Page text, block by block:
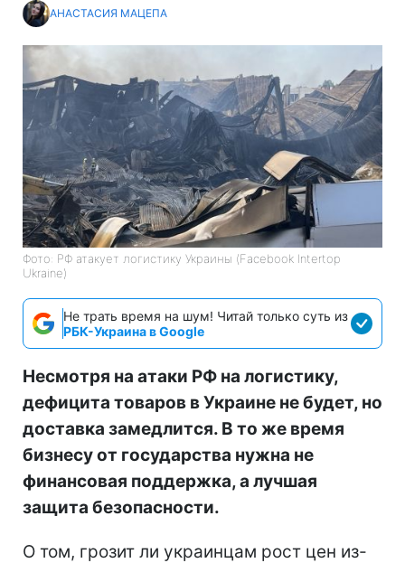
АНАСТАСИЯ МАЦЕПА
Фото: РФ атакует логистику Украины (Facebook Intertop
Ukraine)
Не трать время на шум! Читай только суть из
РБК-Украина в Google
Несмотря на атаки РФ на логистику,
дефицита товаров в Украине не будет, но
доставка замедлится. В то же время
бизнесу от государства нужна не
финансовая поддержка, а лучшая
защита безопасности.
О том, грозит ли украинцам рост цен из-